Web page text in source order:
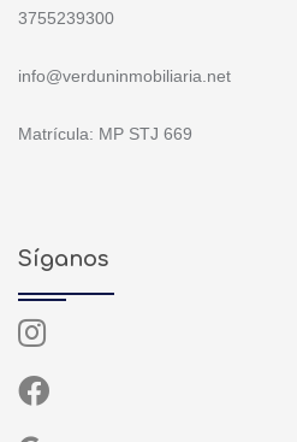
3755239300
info@verduninmobiliaria.net
Matrícula: MP STJ 669
Síganos